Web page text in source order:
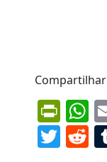
Compartilhar